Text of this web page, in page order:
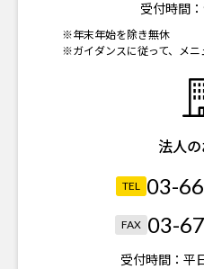
受付時間：
※年末年始を除き無休
※ガイダンスに従って、メニ
法人
TEL 03-
FAX 03-
受付時間： 平